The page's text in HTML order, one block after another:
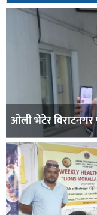
ओली भेटेर विराटनगर